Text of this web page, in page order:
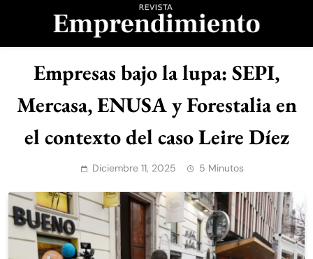
Revista
Emprendimiento
Empresas bajo la lupa: SEPI,
Mercasa, ENUSA y Forestalia en
el contexto del caso Leire Díez
Diciembre 11, 2025 5 Minutos